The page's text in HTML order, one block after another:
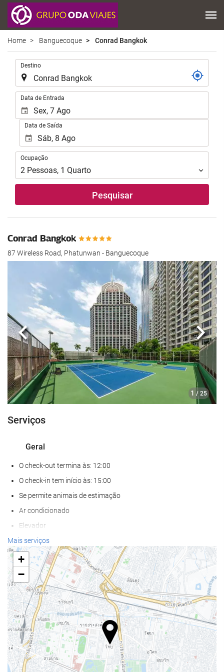
Home Banguecoque Conrad Bangkok
Destino
Data de Entrada
Data de Saída
Ocupação
Ocupação
2 Pessoas, 1 Quarto
Pesquisar
Conrad Bangkok
87 Wireless Road, Phatunwan - Banguecoque
1 / 25
Anterior
Serviços
Geral
O check-out termina às: 12:00
O check-in tem início às: 15:00
Se permite animais de estimação
Ar condicionado
Elevador
Acesso para deficientes fisicos
Quartos para não fumantes
Zona de fumadores
Bem-estar
Bar na piscina
Toalhas de piscina/praia
Cadeiras/espreguiçadeiras de praia
Guarda-sol
Mais serviços
+
−